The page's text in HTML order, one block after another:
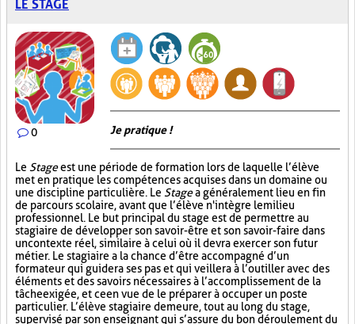
LE STAGE
0 Je pratique !
Le Stageest une période de formation lors de laquelle l’élève
met en pratique les compétences acquises dans un domaine ou
une discipline particulière. Le Stagea généralement lieu en fin
de parcours scolaire, avant que l’élève n'intègre le milieu
professionnel. Le but principal du stage est de permettre au
stagiaire de développer son savoir-être et son savoir-faire dans
un contexte réel, similaire à celui où il devra exercer son futur
métier. Le stagiaire a la chance d’être accompagné d’un
formateur qui guidera ses pas et qui veillera à l’outiller avec des
éléments et des savoirs nécessaires à l’accomplissement de la
tâche exigée, et ce en vue de le préparer à occuper un poste
particulier. L’élève stagiaire demeure, tout au long du stage,
supervisé par son enseignant qui s’assure du bon déroulement du